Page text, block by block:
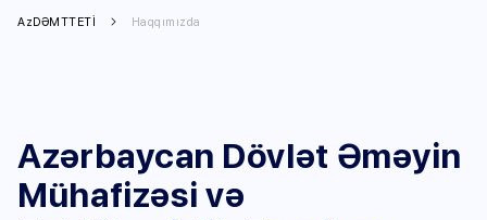
AzDƏMTTETİ Haqqımızda
Azərbaycan Dövlət Əməyin
Mühafizəsi və